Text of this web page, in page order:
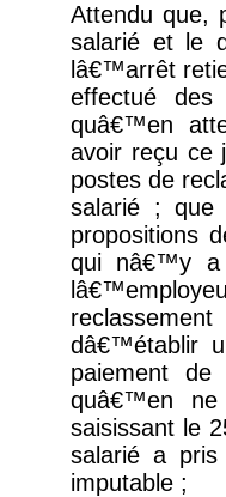
Attendu que,
salarié et le
lâ€™arrêt
effectué
quâ€™en
avoir reçu ce
postes de
salarié ;
propositions
qui nâ€™y a
dâ€™établir
paiement
quâ€™en
saisissant le
salarié a
imputable ;